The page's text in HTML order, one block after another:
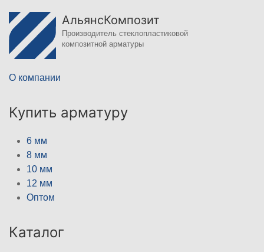
АльянсКомпозит
Производитель стеклопластиковой
композитной арматуры
О компании
Купить арматуру
6 мм
8 мм
10 мм
12 мм
Оптом
Каталог